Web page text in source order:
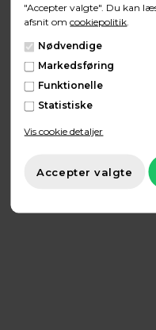
"Accepter valgte". Du kan
afsnit omcookiepolitik
Nødvendige
Markedsføring
Funktionelle
Statistiske
Vis cookie detaljer
495,00 DKK
På lager